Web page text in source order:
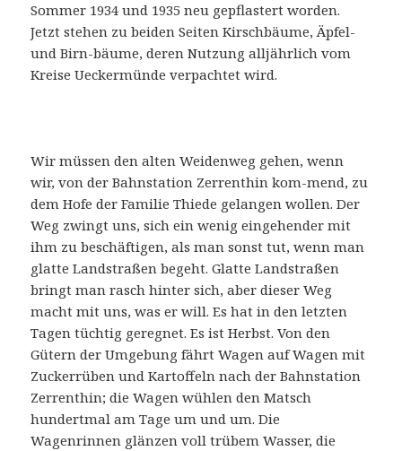
Sommer 1934 und 1935 neu gepflastert worden.
Jetzt stehen zu beiden Seiten Kirschbäume, Äpfel-
und Birn-bäume, deren Nutzung alljährlich vom
Kreise Ueckermünde verpachtet wird.
Wir müssen den alten Weidenweg gehen, wenn
wir, von der Bahnstation Zerrenthin kom-mend, zu
dem Hofe der Familie Thiede gelangen wollen. Der
Weg zwingt uns, sich ein wenig eingehender mit
ihm zu beschäftigen, als man sonst tut, wenn man
glatte Landstraßen begeht. Glatte Landstraßen
bringt man rasch hinter sich, aber dieser Weg
macht mit uns, was er will. Es hat in den letzten
Tagen tüchtig geregnet. Es ist Herbst. Von den
Gütern der Umgebung fährt Wagen auf Wagen mit
Zuckerrüben und Kartoffeln nach der Bahnstation
Zerrenthin; die Wagen wühlen den Matsch
hundertmal am Tage um und um. Die
Wagenrinnen glänzen voll trübem Wasser, die